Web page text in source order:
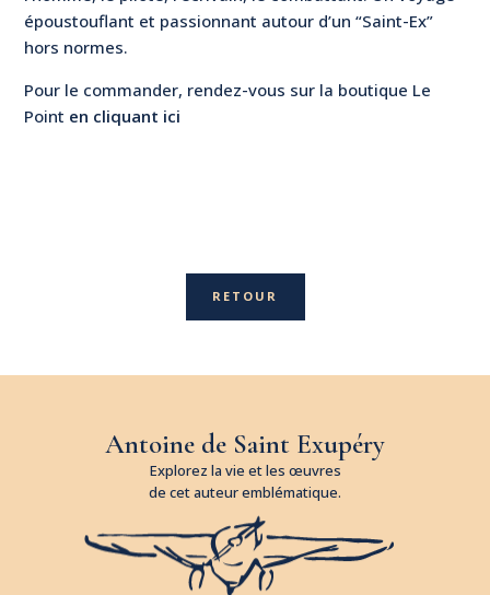
époustouflant et passionnant autour d’un “Saint-Ex”
hors normes.
Pour le commander, rendez-vous sur la boutique Le
Point en cliquant ici
RETOUR
Antoine de Saint Exupéry
Explorez la vie et les œuvres
de cet auteur emblématique.